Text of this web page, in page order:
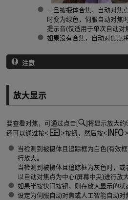
一旦被摄体合焦，自动对焦
时变为绿色，伺服自动对焦
提示音(仅适用于单次自动对
如果没有合焦，自动对焦点
注意
放大显示
要查看对焦，可通过点击[
]将显示放大约
还可以通过按
按钮，然后按
当检测到被摄体且追踪框为白色(有效
行放大。
当检测到被摄体且追踪框为灰色时，
以自动对焦点为中心(屏幕中央)进行放大
如果半按快门按钮，则在放大显示的状
设定为伺服自动对焦或人工智能自动